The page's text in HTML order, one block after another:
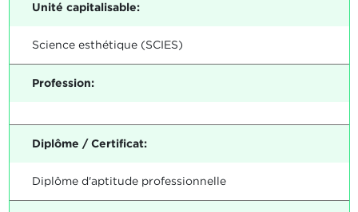
Unité capitalisable:
Science esthétique (SCIES)
Profession:
Diplôme / Certificat:
Diplôme d'aptitude professionnelle